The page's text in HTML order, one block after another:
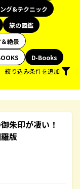
グ&テクニック
旅の図鑑
絶景
D-Books
絞り込み条件を追加
朱印が凄い！
版